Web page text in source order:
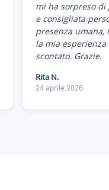
mi ha sorpreso di
e consigliata
presenza umana,
la mia
scontato. Grazie.
Rita N.
24 aprile 2026